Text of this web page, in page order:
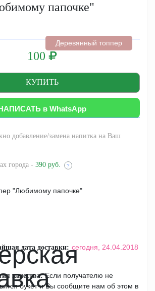
Деревянный топпер
папочке"
100
в WhatsApp
добавление/замена напитка на Ваш
города - 390 руб. ?
"Любимому папочке"
дата доставки: сегодня, 24.04.2018
качества:Если получателю не
букет и Вы сообщите нам об этом в